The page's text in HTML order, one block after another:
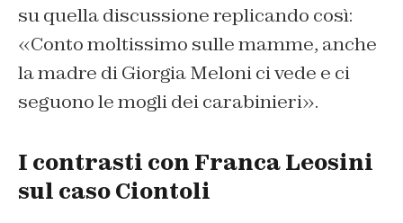
su quella discussione replicando così:
«Conto moltissimo sulle mamme, anche
la madre di Giorgia Meloni ci vede e ci
seguono le mogli dei carabinieri».
I contrasti con Franca Leosini
sul caso Ciontoli